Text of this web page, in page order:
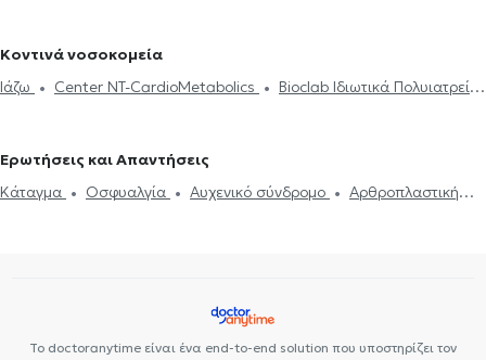
Κυψέλη
Φυσικοθεραπευτές στη Νέα Χαλκηδόνα
Φυσικοθεραπευτές στο Μοσχάτο
Φυσικοθεραπευτές στα Άνω
Κοντινά νοσοκομεία
Ιάζω
Center NT-CardioMetabolics
Bioclab Ιδιωτικά Πολυιατρεία
Ερωτήσεις και Απαντήσεις
Κάταγμα
Οσφυαλγία Αυχενικό σύνδρομο
Αρθροπλαστική
Το doctoranytime είναι ένα end-to-end solution που υποστηρίζει τον